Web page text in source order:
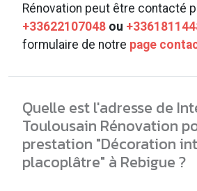
Rénovation peut être contacté
+33622107048 ou
formulaire de notre page
Quelle est l'adresse de
Toulousain Rénovation
prestation "Décoration
placoplâtre" à Rebigue ?